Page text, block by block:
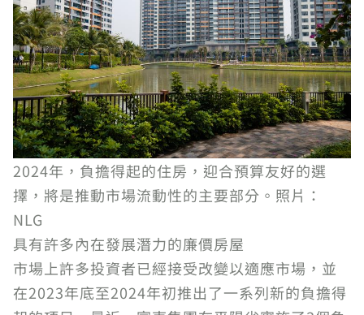
2024年，負擔得起的住房，迎合預算友好的選
擇，將是推動市場流動性的主要部分。照片：
NLG
具有許多內在發展潛力的廉價房屋
市場上許多投資者已經接受改變以適應市場，並
在2023年底至2024年初推出了一系列新的負擔得